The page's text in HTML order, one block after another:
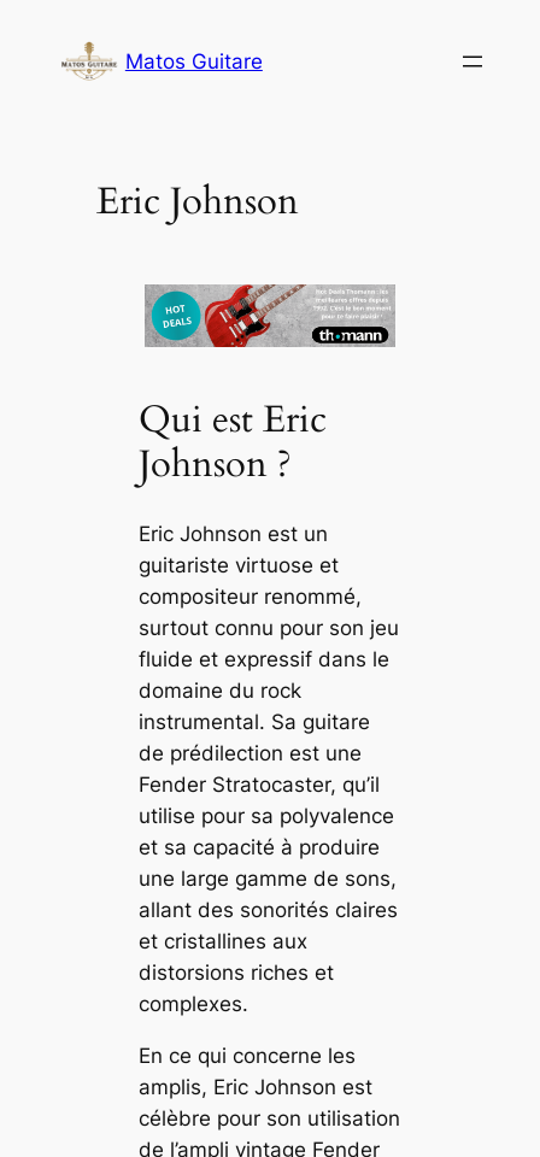
contenu
Matos Guitare
Eric Johnson
Qui est Eric
Johnson ?
Eric Johnson est un
guitariste virtuose et
compositeur renommé,
surtout connu pour son jeu
fluide et expressif dans le
domaine du rock
instrumental. Sa guitare
de prédilection est une
Fender Stratocaster, qu’il
utilise pour sa polyvalence
et sa capacité à produire
une large gamme de sons,
allant des sonorités claires
et cristallines aux
distorsions riches et
complexes.
En ce qui concerne les
amplis, Eric Johnson est
célèbre pour son utilisation
de l’ampli vintage Fender